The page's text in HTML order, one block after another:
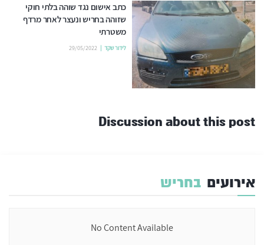
כתב אישום נגד שוהה בלתי חוקי
שזוהה בחריש ונעצר לאחר מרדף
משטרתי
לידור שקד 29/05/2022
Discussion about this post
אירועים בחריש
No Content Available